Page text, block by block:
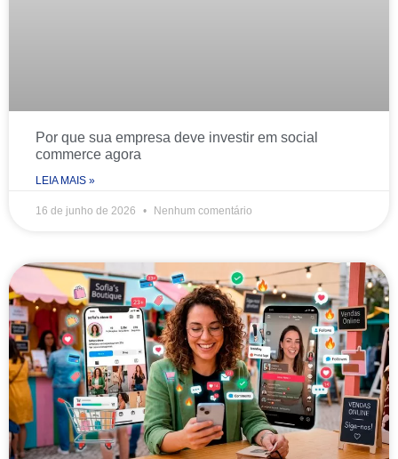
Por que sua empresa deve investir em social
commerce agora
LEIA MAIS »
16 de junho de 2026 Nenhum comentário